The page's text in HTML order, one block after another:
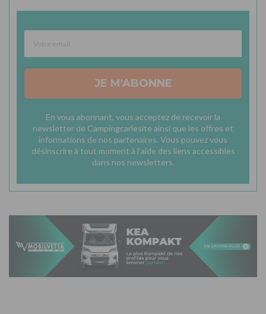
JE M'ABONNE
En vous abonnant, vous acceptez de recevoir la
newsletter de Campingcarlesite ainsi que les offres et
informations de nos partenaires. Vous pouvez vous
désinscrire à tout moment à l'aide des liens accessibles
dans nos newsletters.